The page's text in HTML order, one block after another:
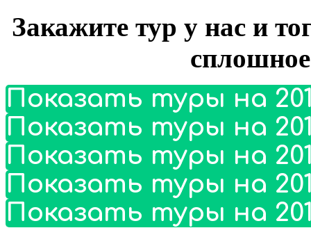
Закажите тур у нас и
Показать туры на
Показать туры на
Показать туры на
Показать туры на
Показать туры на